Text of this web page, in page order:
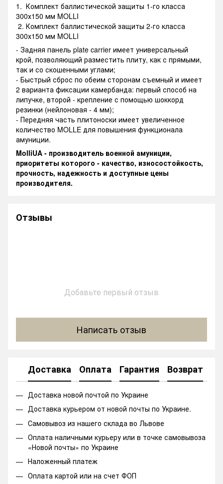
1. Комплект баллистической защиты 1-го класса
300х150 мм MOLLI
2. Комплект баллистической защиты 2-го класса
300х150 мм MOLLI
- Задняя панель plate carrier имеет универсальный
крой, позволяющий разместить плиту, как с прямыми,
так и со скошенными углами;
- Быстрый сброс по обеим сторонам съемный и имеет
2 варианта фиксации камербанда: первый способ на
липучке, второй - крепление с помощью шоккорд
резинки (нейлоновая - 4 мм);
- Передняя часть плитоноски имеет увеличенное
количество MOLLE для повышения функционала
амуниции.
MolliUA - производитель военной амуниции,
приоритеты которого - качество, износостойкость,
прочность, надежность и доступные цены
производителя.
Отзывы
Добавьте первый отзыв
Написать отзыв
Доставка Оплата Гарантия Возврат
Доставка новой почтой по Украине
Доставка курьером от новой почты по Украине.
Самовывоз из нашего склада во Львове
Оплата наличными курьеру или в точке самовывоза
«Новой почты» по Украине
Наложенный платеж
Оплата картой или на счет ФОП